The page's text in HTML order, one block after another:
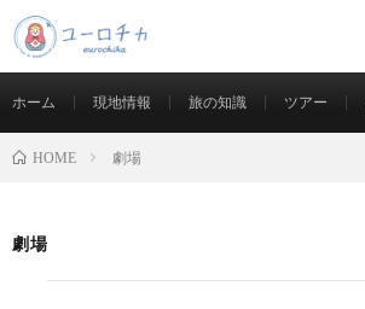
ホーム 現地情報 旅の知識 ツアー
HOME 劇場
劇場